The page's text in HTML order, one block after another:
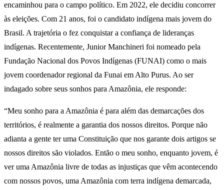
encaminhou para o campo político. Em 2022, ele decidiu concorrer
às eleições. Com 21 anos, foi o candidato indígena mais jovem do
Brasil. A trajetória o fez conquistar a confiança de lideranças
indígenas. Recentemente, Junior Manchineri foi nomeado pela
Fundação Nacional dos Povos Indígenas (FUNAI) como o mais
jovem coordenador regional da Funai em Alto Purus. Ao ser
indagado sobre seus sonhos para Amazônia, ele responde:
“Meu sonho para a Amazônia é para além das demarcações dos
territórios, é realmente a garantia dos nossos direitos. Porque não
adianta a gente ter uma Constituição que nos garante dois artigos se
nossos direitos são violados. Então o meu sonho, enquanto jovem, é
ver uma Amazônia livre de todas as injustiças que vêm acontecendo
com nossos povos, uma Amazônia com terra indígena demarcada,